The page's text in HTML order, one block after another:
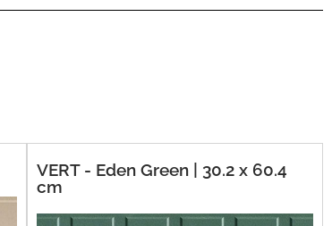
VERT - Eden Green | 30.2 x 60.4
cm